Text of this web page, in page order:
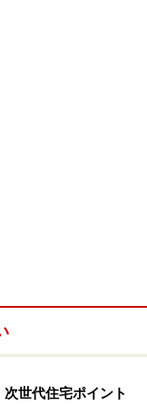
の控除が受けられ
事費用の全額をま
中古マンション
世代住宅ポイント